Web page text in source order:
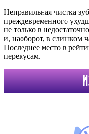
Неправильная чистка
преждевременного
не только в
и, наоборот, в слишком
Последнее место в
перекусам.